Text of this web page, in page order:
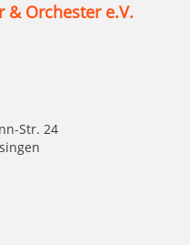
& Orchester e.V.
Str. 24